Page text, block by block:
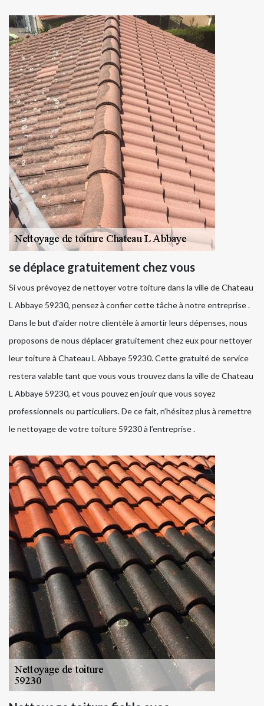
se déplace gratuitement chez vous
Si vous prévoyez de nettoyer votre toiture dans la ville de Chateau
L Abbaye 59230, pensez à confier cette tâche à notre entreprise .
Dans le but d’aider notre clientèle à amortir leurs dépenses, nous
proposons de nous déplacer gratuitement chez eux pour nettoyer
leur toiture à Chateau L Abbaye 59230. Cette gratuité de service
restera valable tant que vous vous trouvez dans la ville de Chateau
L Abbaye 59230, et vous pouvez en jouir que vous soyez
professionnels ou particuliers. De ce fait, n’hésitez plus à remettre
le nettoyage de votre toiture 59230 à l’entreprise .